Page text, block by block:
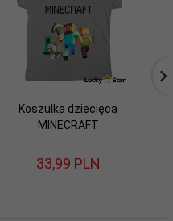
Koszulka dziecięca
MINECRAFT
33,99 PLN